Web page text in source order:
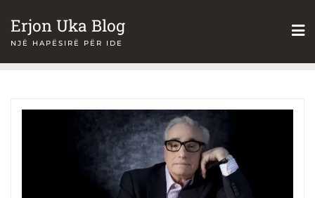
toErjon Uka Blog
NJË HAPËSIRË PËR IDE